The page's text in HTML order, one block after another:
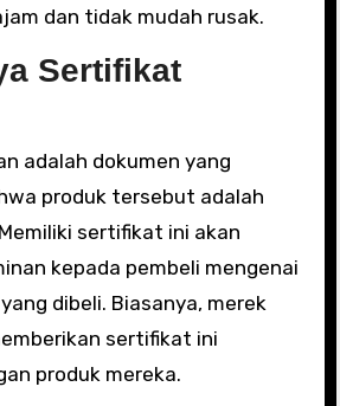
dan tidak mudah rusak.
Sertifikat
adalah dokumen yang
produk tersebut adalah
sertifikat ini akan
kepada pembeli mengenai
dibeli. Biasanya, merek
sertifikat ini
produk mereka.